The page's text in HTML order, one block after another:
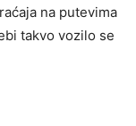
na putevima
takvo vozilo se